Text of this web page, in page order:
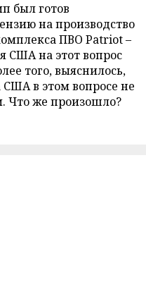
был готов
на производство
ПВО Patriot –
США на этот вопрос
того, выяснилось,
в этом вопросе не
Что же произошло?